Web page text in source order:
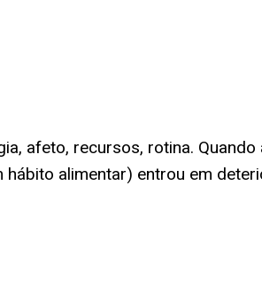
afeto, recursos, rotina.
alimentar) entrou em